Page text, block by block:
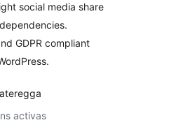
social media share
GDPR compliant
activas